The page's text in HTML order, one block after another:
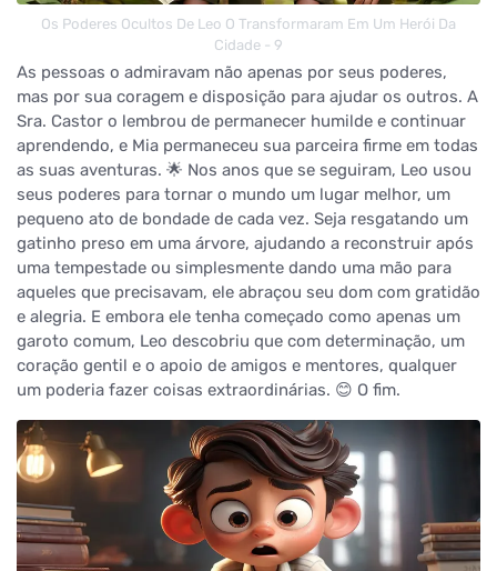
Os Poderes Ocultos De Leo O Transformaram Em Um Herói Da
Cidade - 9
As pessoas o admiravam não apenas por seus poderes,
mas por sua coragem e disposição para ajudar os outros. A
Sra. Castor o lembrou de permanecer humilde e continuar
aprendendo, e Mia permaneceu sua parceira firme em todas
as suas aventuras. 🌟 Nos anos que se seguiram, Leo usou
seus poderes para tornar o mundo um lugar melhor, um
pequeno ato de bondade de cada vez. Seja resgatando um
gatinho preso em uma árvore, ajudando a reconstruir após
uma tempestade ou simplesmente dando uma mão para
aqueles que precisavam, ele abraçou seu dom com gratidão
e alegria. E embora ele tenha começado como apenas um
garoto comum, Leo descobriu que com determinação, um
coração gentil e o apoio de amigos e mentores, qualquer
um poderia fazer coisas extraordinárias. 😊 O fim.